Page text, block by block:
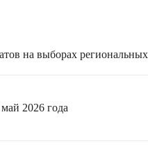
на выборах
2026 года